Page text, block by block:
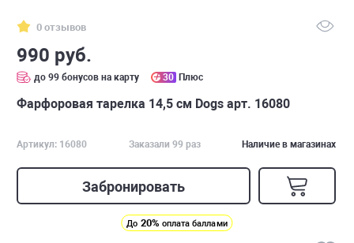
0 отзывов
990 руб.
до 99 бонусов на карту 30 Плюс
Фарфоровая тарелка 14,5 см Dogs арт. 16080
Артикул: 16080 Заказали 99 раз Наличие в магазинах
Забронировать
До 20% оплата баллами